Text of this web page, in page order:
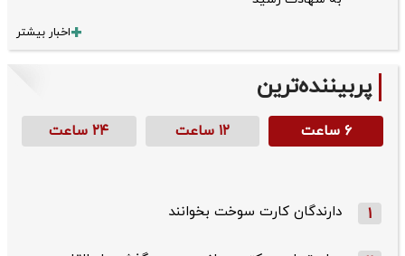
اخبار بیشتر
پربیننده‌ترین
۶ ساعت ۱۲ ساعت ۲۴ ساعت
1 دارندگان کارت سوخت بخوانند